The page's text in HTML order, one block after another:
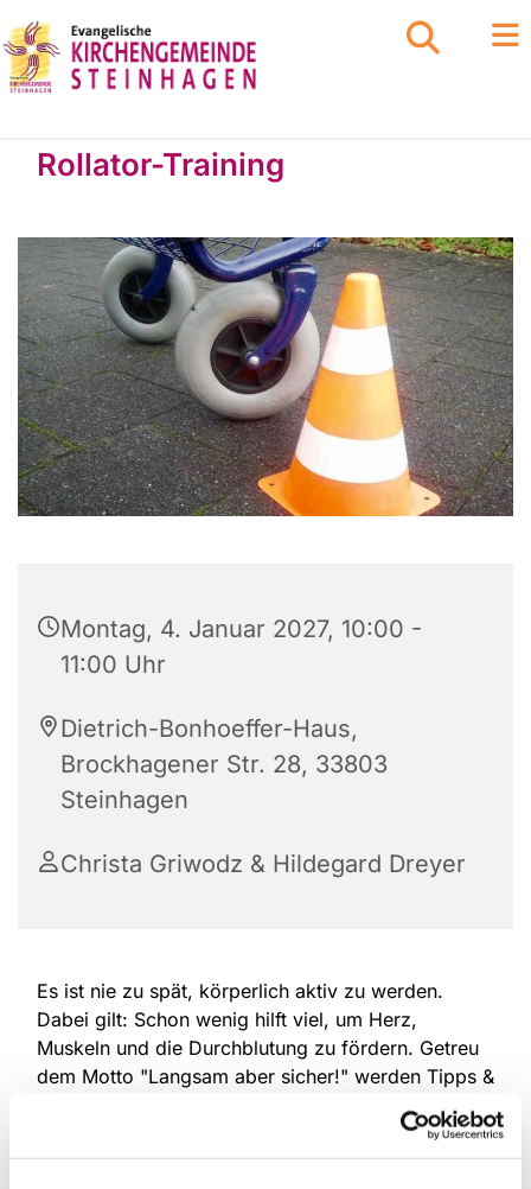
Rollator-Training
Montag, 4. Januar 2027, 10:00 -
11:00 Uhr
Dietrich-Bonhoeffer-Haus,
Brockhagener Str. 28, 33803
Steinhagen
Christa Griwodz & Hildegard Dreyer
Es ist nie zu spät, körperlich aktiv zu werden.
Dabei gilt: Schon wenig hilft viel, um Herz,
Muskeln und die Durchblutung zu fördern. Getreu
dem Motto "Langsam aber sicher!" werden Tipps &
Tricks zum sicheren Umgang mit dem eigenen
Rollator gezeigt - wie das Überwinden von
Bordsteinen und Stufen, Gehen auf unebenen